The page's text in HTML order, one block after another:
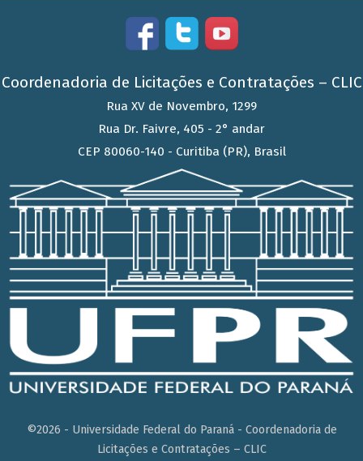
Coordenadoria de Licitações e Contratações – CLIC
Rua XV de Novembro, 1299
Rua Dr. Faivre, 405 - 2° andar
CEP 80060-140 - Curitiba (PR), Brasil
©2026 - Universidade Federal do Paraná - Coordenadoria de
Licitações e Contratações – CLIC